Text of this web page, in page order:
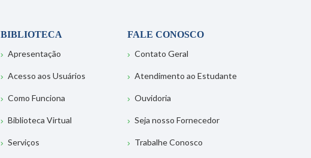
BIBLIOTECA
Apresentação
Acesso aos Usuários
Como Funciona
Biblioteca Virtual
Serviços
FALE CONOSCO
Contato Geral
Atendimento ao Estudante
Ouvidoria
Seja nosso Fornecedor
Trabalhe Conosco